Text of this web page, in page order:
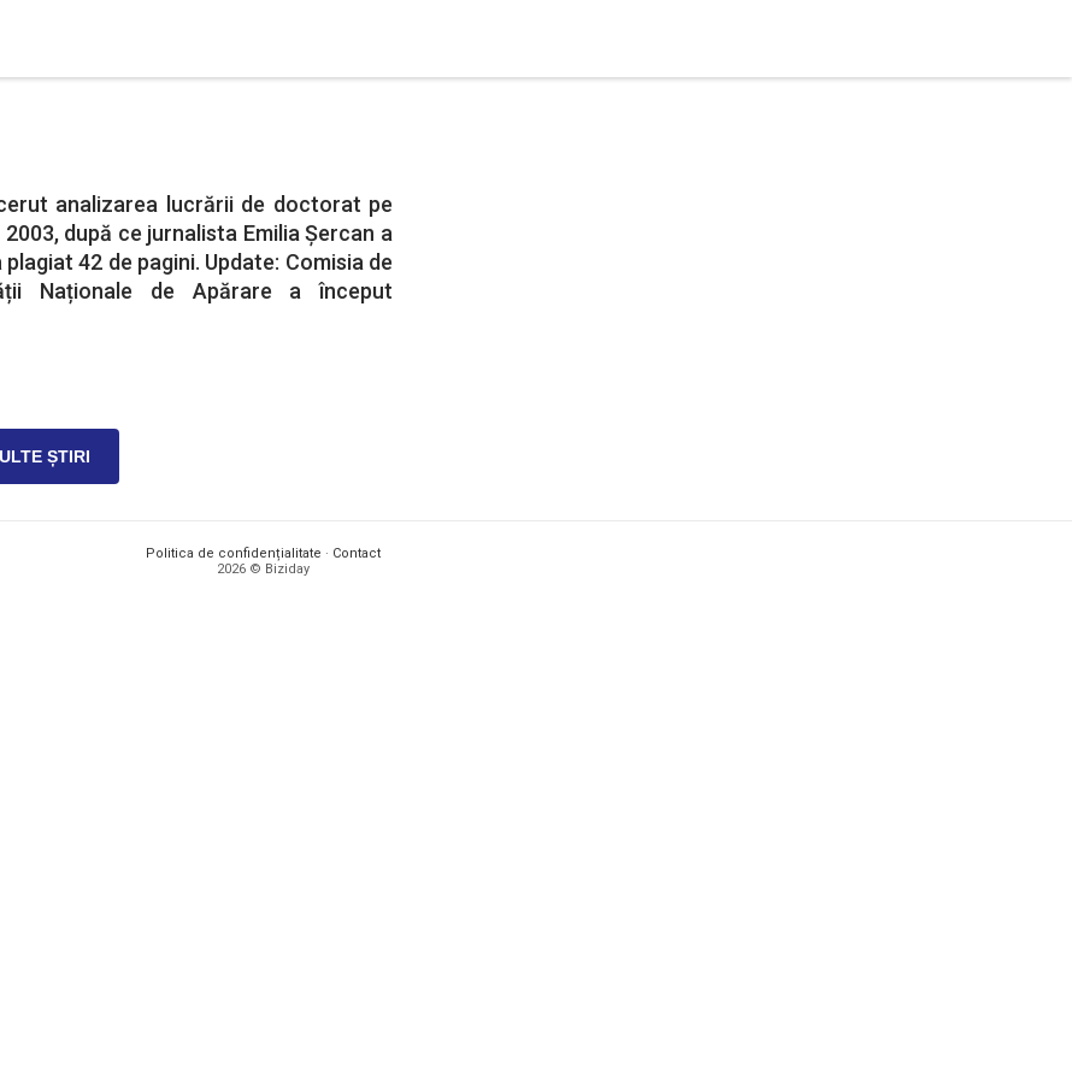
analizarea lucrării de doctorat pe
după ce jurnalista Emilia Șercan a
42 de pagini. Update: Comisia de
Naționale de Apărare a început
ȘTIRI
Politica de confidențialitate · Contact
2026 © Biziday